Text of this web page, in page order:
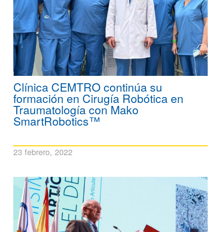
Clínica CEMTRO continúa su
formación en Cirugía Robótica en
Traumatología con Mako
SmartRobotics™
23 febrero, 2022